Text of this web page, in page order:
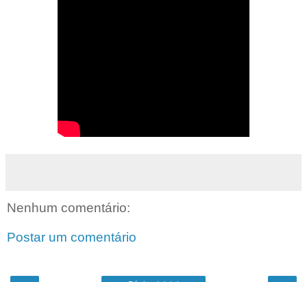
Nenhum comentário:
Postar um comentário